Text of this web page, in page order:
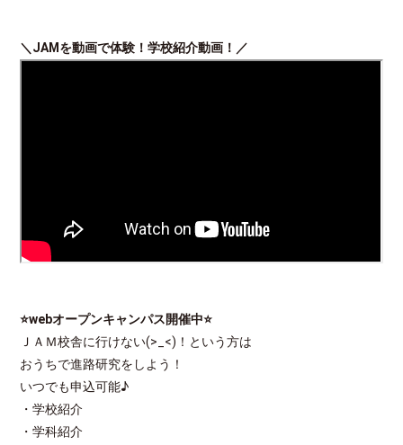
＼JAMを動画で体験！学校紹介動画！／
⭐webオープンキャンパス開催中⭐
ＪＡＭ校舎に行けない(>_<)！という方は
おうちで進路研究をしよう！
いつでも申込可能♪
・学校紹介
・学科紹介